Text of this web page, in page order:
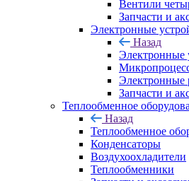
Вентили
Запчасти и
Электронные
Назад
Электронные
Электронные
Запчасти и
Теплообменное
Назад
Теплообменное
Конденсаторы
Воздухоохладители
Теплообменники